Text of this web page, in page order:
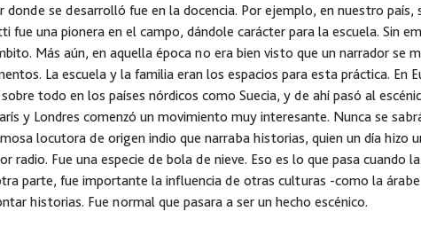
donde se desarrolló fue en la docencia. Por ejemplo, en nuestro país,
una pionera en el campo, dándole carácter para la escuela. Sin
Más aún, en aquella época no era bien visto que un narrador se
La escuela y la familia eran los espacios para esta práctica. En
todo en los países nórdicos como Suecia, y de ahí pasó al
y Londres comenzó un movimiento muy interesante. Nunca se
locutora de origen indio que narraba historias, quien un día hizo
radio. Fue una especie de bola de nieve. Eso es lo que pasa cuando
parte, fue importante la influencia de otras culturas -como la
historias. Fue normal que pasara a ser un hecho escénico.